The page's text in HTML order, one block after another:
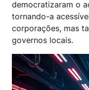
democratizaram o
tornando-a
corporações, mas
governos locais.